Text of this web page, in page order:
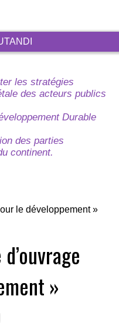
les stratégies
des acteurs publics
Durable
des parties
continent.
»